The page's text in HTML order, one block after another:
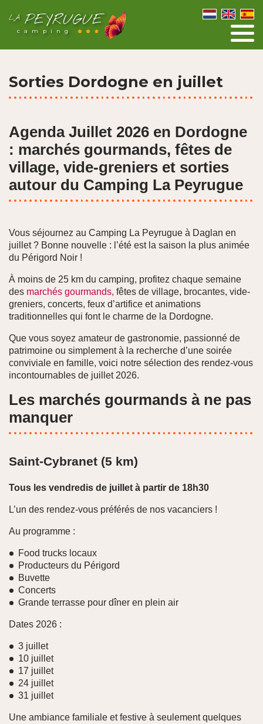
LAPEYRUGUE
camping
Sorties Dordogne en juillet
Agenda Juillet 2026 en Dordogne
: marchés gourmands, fêtes de
village, vide-greniers et sorties
autour du Camping La Peyrugue
Vous séjournez au Camping La Peyrugue à Daglan en
juillet ? Bonne nouvelle : l’été est la saison la plus animée
du Périgord Noir !
À moins de 25 km du camping, profitez chaque semaine
des marchés gourmands, fêtes de village, brocantes, vide-
greniers, concerts, feux d’artifice et animations
traditionnelles qui font le charme de la Dordogne.
Que vous soyez amateur de gastronomie, passionné de
patrimoine ou simplement à la recherche d’une soirée
conviviale en famille, voici notre sélection des rendez-vous
incontournables de juillet 2026.
Les marchés gourmands à ne pas
manquer
Saint-Cybranet (5 km)
Tous les vendredis de juillet à partir de 18h30
L’un des rendez-vous préférés de nos vacanciers !
Au programme :
Food trucks locaux
Producteurs du Périgord
Buvette
Concerts
Grande terrasse pour dîner en plein air
Dates 2026 :
3 juillet
10 juillet
17 juillet
24 juillet
31 juillet
Une ambiance familiale et festive à seulement quelques